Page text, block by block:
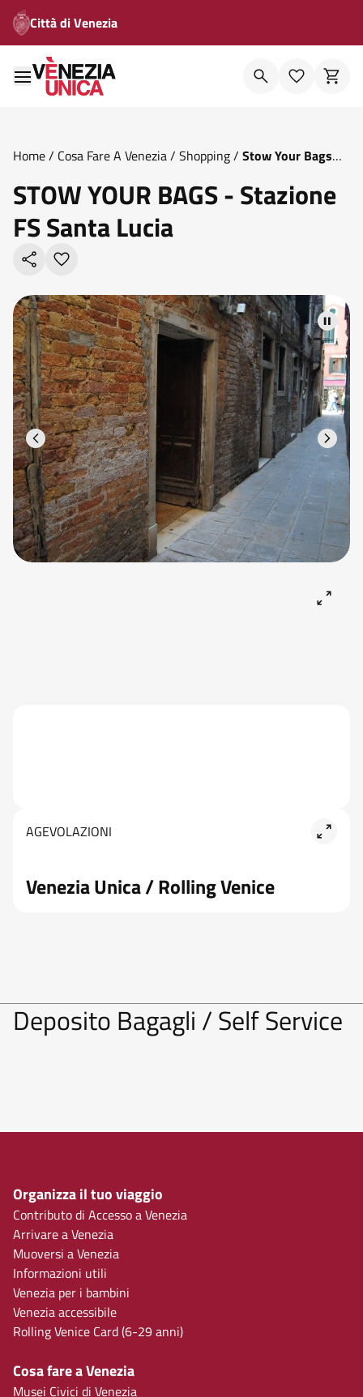
Città di Venezia
Home/ Cosa Fare A Venezia/ Shopping/ Stow Your Bags
STOW YOUR BAGS - Stazione
FS Santa Lucia
AGEVOLAZIONI
Venezia Unica / Rolling Venice
Deposito Bagagli / Self Service
Organizza il tuo viaggio
Contributo di Accesso a Venezia
Arrivare a Venezia
Muoversi a Venezia
Informazioni utili
Venezia per i bambini
Venezia accessibile
Rolling Venice Card (6-29 anni)
Cosa fare a Venezia
Musei Civici di Venezia